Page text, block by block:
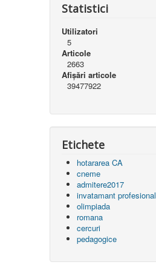
Statistici
Utilizatori
5
Articole
2663
Afișări articole
39477922
Etichete
hotararea CA
cneme
admitere2017
invatamant profesional
olimpiada
romana
cercuri
pedagogice